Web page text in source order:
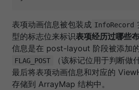
表项动画信息被包装成 InfoRecord
型的标志位来标识表项经历过哪些
信息是在 post-layout 阶段被添加
FLAG_POST
（该标记位用于判断做
最后将表项动画信息和对应的
存储到 ArrayMap 结构中。